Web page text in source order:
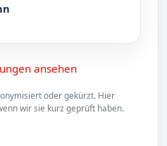
ansehen
oder gekürzt. Hier
wir sie kurz geprüft haben.